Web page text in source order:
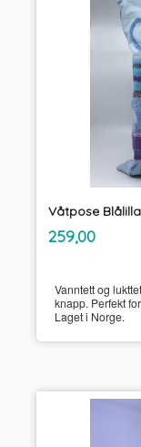
Våtpose
Pris
259,00mva.
Vanntett og
knapp. Perfekt
Laget i Norge.